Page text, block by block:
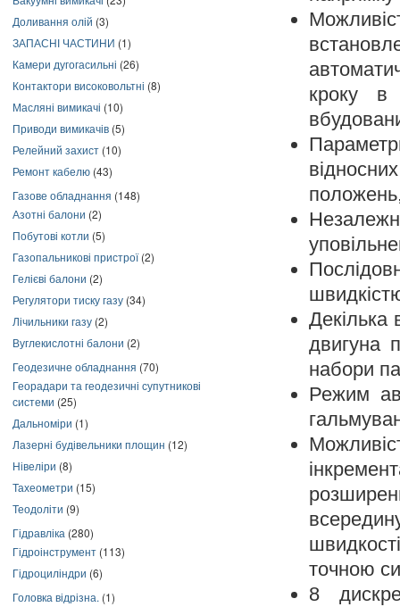
Доливання олій (3)
ЗАПАСНІ ЧАСТИНИ (1)
Камери дугогасильні (26)
Контактори високовольтні (8)
Масляні вимикачі (10)
Приводи вимикачів (5)
Релейний захист (10)
Ремонт кабелю (43)
Газове обладнання (148)
Азотні балони (2)
Побутові котли (5)
Газопальникові пристрої(2)
Гелієві балони (2)
Регулятори тиску газу (34)
Лічильники газу (2)
Вуглекислотні балони (2)
Геодезичне обладнання (70)
Георадари та геодезичні супутникові
системи (25)
Дальноміри (1)
Лазерні будівельники площин (12)
Нівеліри (8)
Тахеометри (15)
Теодоліти (9)
Гідравліка (280)
Гідроінструмент (113)
Гідроциліндри (6)
Головка відрізна. (1)
кроку в
Декілька
двигуна
набори
Режим
точною
8